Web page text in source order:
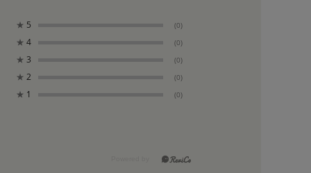
★ 5 (0)
★ 4 (0)
★ 3 (0)
★ 2 (0)
★ 1 (0)